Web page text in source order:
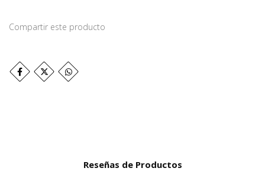
Compartir este producto
Reseñas de Productos